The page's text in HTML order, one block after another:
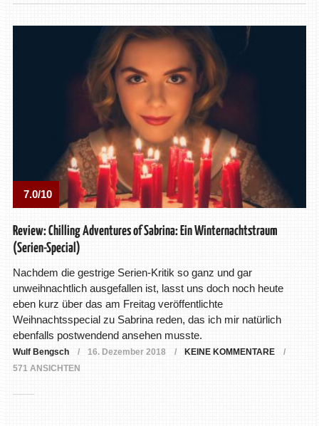
7.0/10
Review: Chilling Adventures of Sabrina: Ein Winternachtstraum
(Serien-Special)
Nachdem die gestrige Serien-Kritik so ganz und gar
unweihnachtlich ausgefallen ist, lasst uns doch noch heute
eben kurz über das am Freitag veröffentlichte
Weihnachtsspecial zu Sabrina reden, das ich mir natürlich
ebenfalls postwendend ansehen musste.
Wulf Bengsch 16. Dezember 2018
KEINE KOMMENTARE
571 ANSICHTEN